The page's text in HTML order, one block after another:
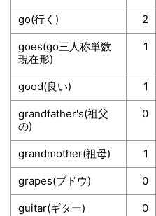
go(行く) 2
goes(go三人称単数
現在形)
1
good(良い) 1
grandfather's(祖父
の)
0
grandmother(祖母) 1
grapes(ブドウ) 0
guitar(ギター) 0